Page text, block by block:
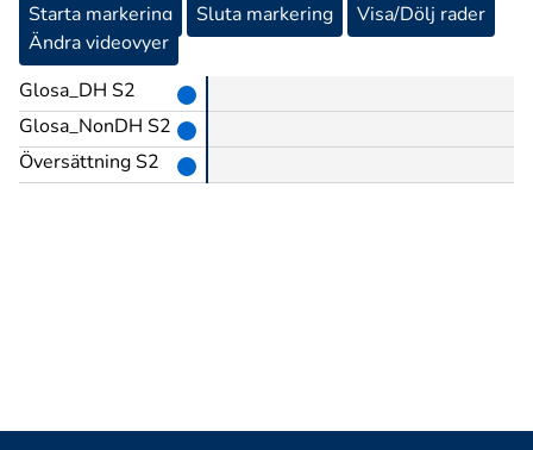
Starta markering Sluta markering
Visa/Dölj rader
Ändra videovyer
Glosa_DH S2
Glosa_NonDH S2
Översättning S2